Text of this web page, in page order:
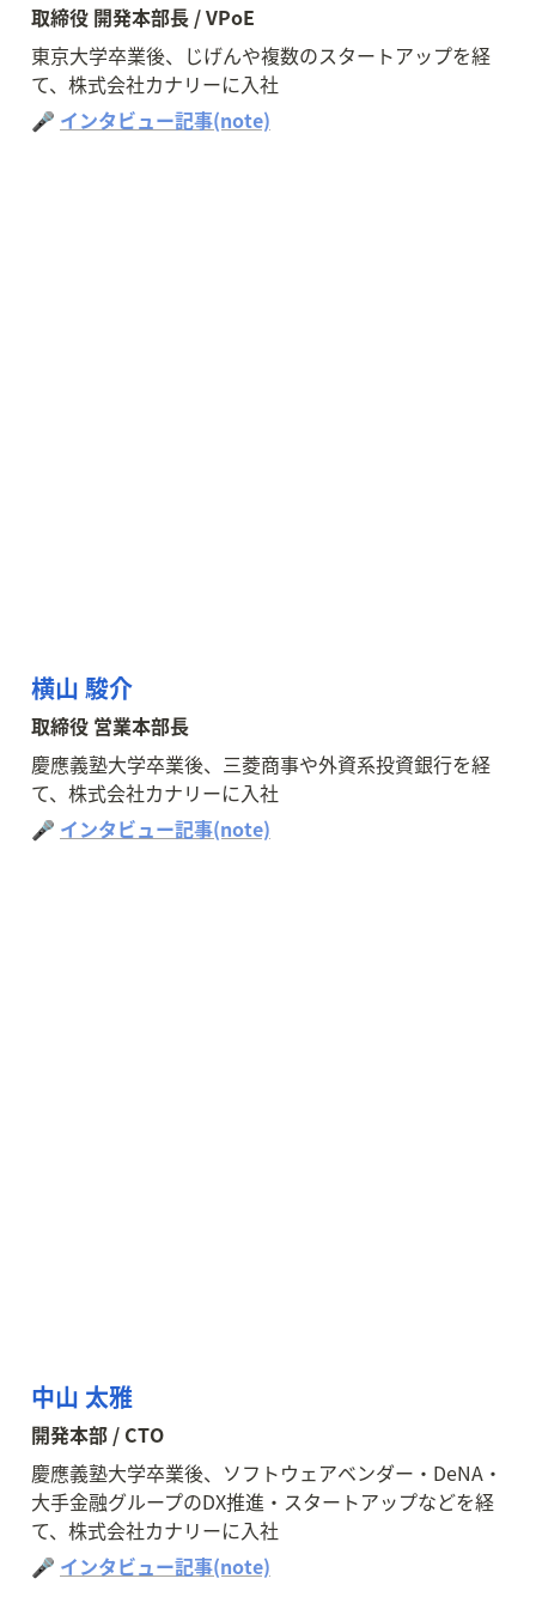
取締役 開発本部長 / VPoE
東京大学卒業後、じげんや複数のスタートアップを経
て、株式会社カナリーに入社
🎤 インタビュー記事(note)
横山 駿介
取締役 営業本部長
慶應義塾大学卒業後、三菱商事や外資系投資銀行を経
て、株式会社カナリーに入社
🎤 インタビュー記事(note)
中山 太雅
開発本部 / CTO
慶應義塾大学卒業後、ソフトウェアベンダー・DeNA・
大手金融グループのDX推進・スタートアップなどを経
て、株式会社カナリーに入社
🎤 インタビュー記事(note)